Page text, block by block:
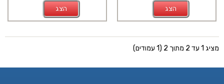
הצג הצג
מציג 1 עד 2 מתוך 2 (1 עמודים)